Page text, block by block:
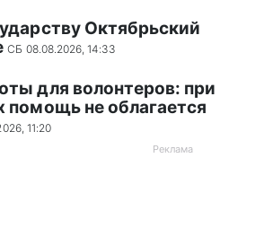
Октябрьский
СБ 08.08.2026, 14:33
для волонтеров: при
помощь не облагается
11:20